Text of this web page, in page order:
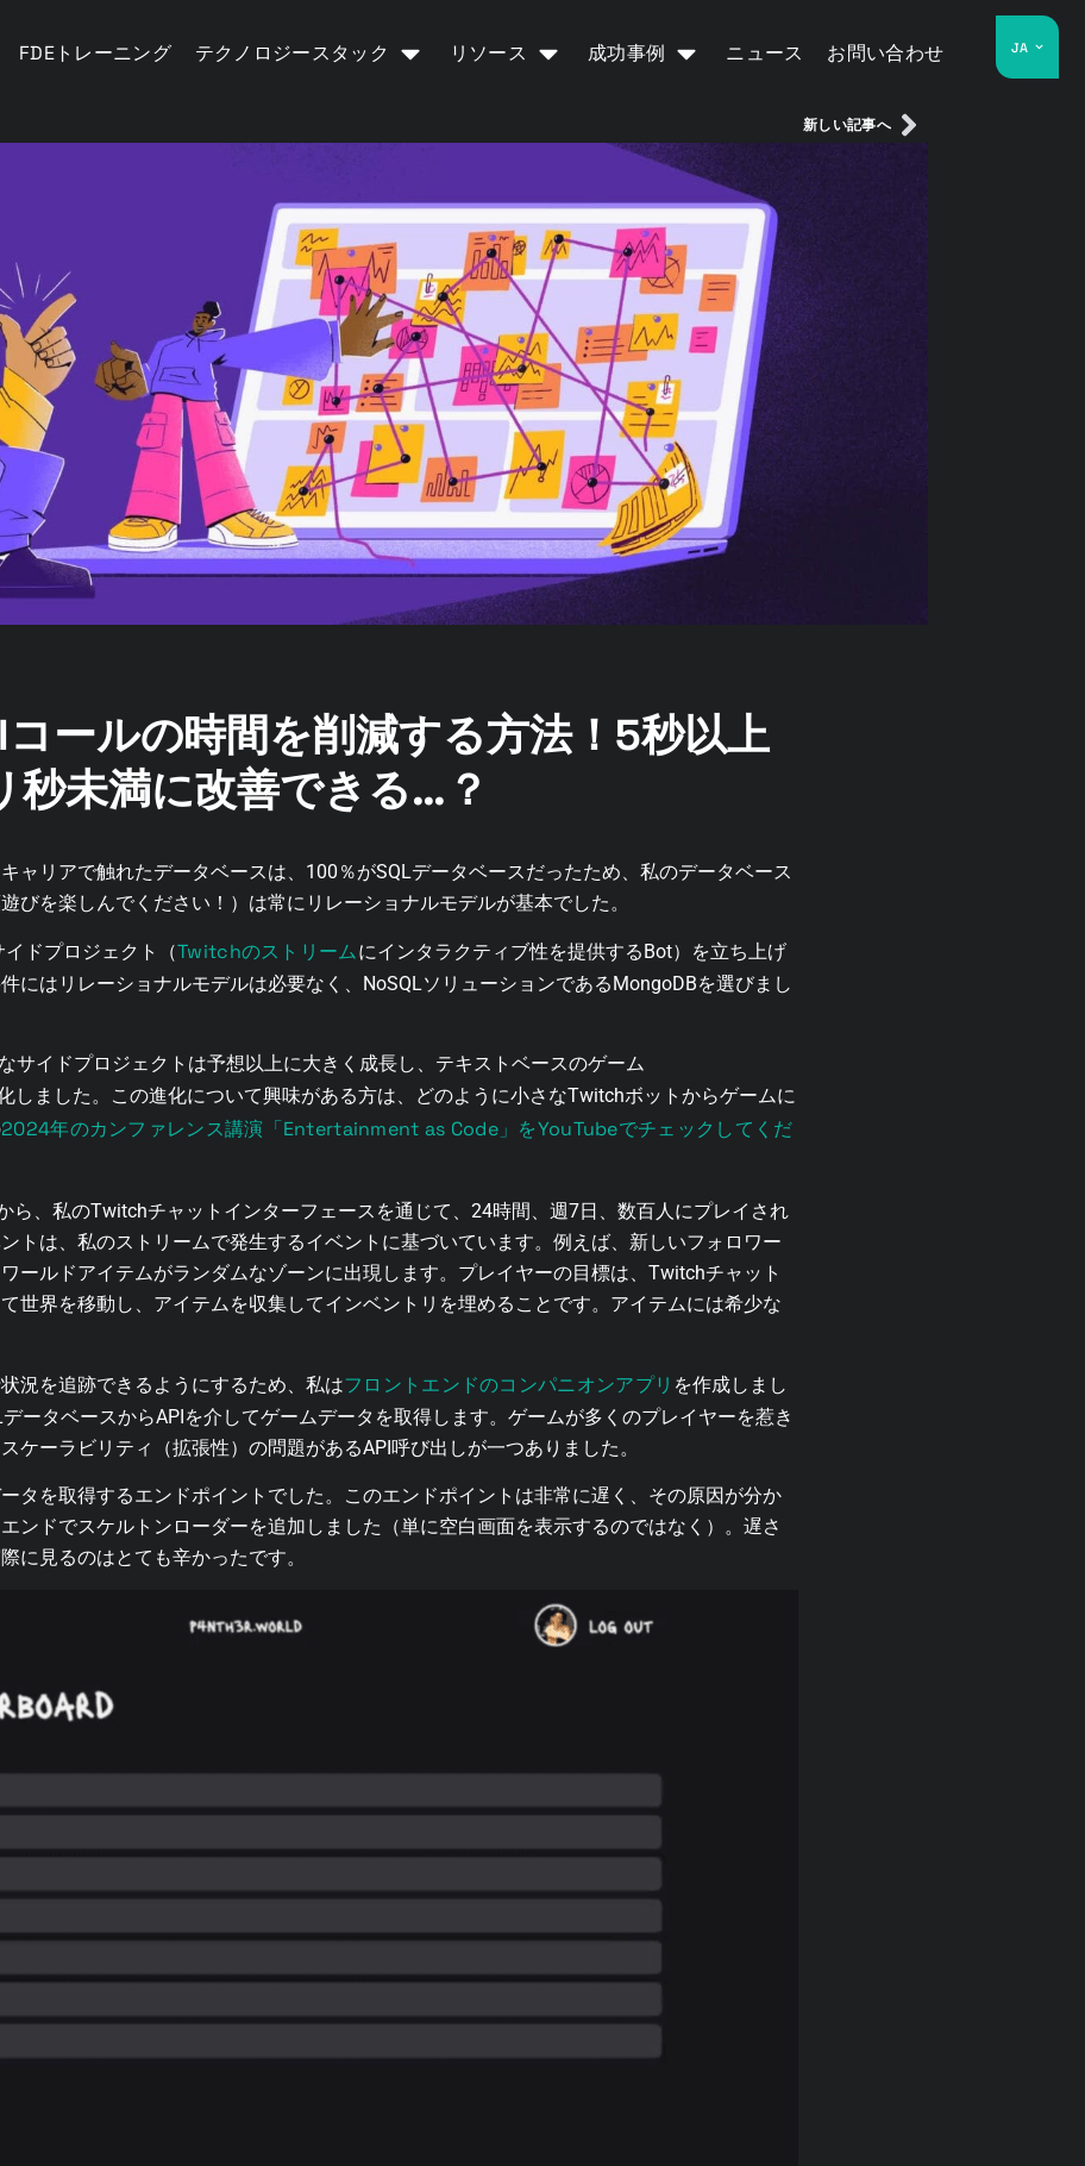
FDEトレーニング テクノロジースタック リソース 成功事例 ニュース お問い合わせ JA
新しい記事へ
コールの時間を削減する方法！5秒以上
秒未満に改善できる…？
ャリアで触れたデータベースは、100％がSQLデータベースだったため、私のデータベース
びを楽しんでください！）は常にリレーショナルモデルが基本でした。
ドプロジェクト（Twitchのストリームにインタラクティブ性を提供するBot）を立ち上げ
にはリレーショナルモデルは必要なく、NoSQLソリューションであるMongoDBを選びまし
サイドプロジェクトは予想以上に大きく成長し、テキストベースのゲーム
しました。この進化について興味がある方は、どのように小さなTwitchボットからゲームに
2024年のカンファレンス講演「Entertainment as Code」をYouTubeでチェックしてくだ
ら、私のTwitchチャットインターフェースを通じて、24時間、週7日、数百人にプレイされ
トは、私のストリームで発生するイベントに基づいています。例えば、新しいフォロワー
ールドアイテムがランダムなゾーンに出現します。プレイヤーの目標は、Twitchチャット
世界を移動し、アイテムを収集してインベントリを埋めることです。アイテムには希少な
況を追跡できるようにするため、私はフロントエンドのコンパニオンアプリ を作成しまし
ータベースからAPIを介してゲームデータを取得します。ゲームが多くのプレイヤーを惹き
ケーラビリティ（拡張性）の問題があるAPI呼び出しが一つありました。
タを取得するエンドポイントでした。このエンドポイントは非常に遅く、その原因が分か
ンドでスケルトンローダーを追加しました（単に空白画面を表示するのではなく）。遅さ
に見るのはとても辛かったです。